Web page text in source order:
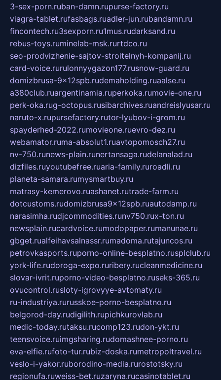
3-sex-porn.ruban-damn.rupurse-factory.ru
viagra-tablet.rufasbags.ruadler-jun.rubandamn.ru
fincontech.ru3sexporn.ru1mus.rudarksand.ru
rebus-toys.ruminelab-msk.rurtdco.ru
seo-prodvizhenie-sajtov-stroitelnyh-kompanij.ru
card-voice.rurulonnyygazon177.rusnow-guard.ru
domizbrusa-9x12spb.rudemaholding.ruaalse.ru
a380club.ruargentinamia.ruperkoka.rumovie-one.ru
perk-oka.rug-octopus.rusibarchives.ruandreislyusar.ru
naruto-x.rupursefactory.rutor-lyubov-i-grom.ru
spayderhed-2022.rumovieone.ruevro-dez.ru
webamator.ruma-absolut1.ruavtopomosch27.ru
nv-750.runews-plain.runertansaga.rudelanalad.ru
dizfiles.ruyoutubefree.ruaria-family.ruroadli.ru
planeta-samara.rumysmartbuy.ru
matrasy-kemerovo.ruashanet.rutrade-farm.ru
dotcustoms.rudomizbrusa9x12spb.ruautodamp.ru
narasimha.rudjcommodities.runv750.rux-ton.ru
newsplain.rucardvoice.rumodopaper.rumanunae.ru
gbget.rualfeihavsalnassr.rumadoma.rutajuncos.ru
petrovkasports.ruporno-online-besplatno.rusplclub.ru
york-life.rudoroga-expo.ruribery.rucleanmedicine.ru
slovar-ivrit.ruporno-video-besplatno.ruseks-365.ru
ovucontrol.rusloty-igrovyye-avtomaty.ru
ru-industriya.rurusskoe-porno-besplatno.ru
belgorod-day.rudigilith.rupichkurovlab.ru
medic-today.rutaksu.rucomp123.rudon-ykt.ru
teensvoice.ruimgsharing.rudomashnee-porno.ru
eva-elfie.rufoto-tur.rubiz-doska.rumetropoltravel.ru
veslo-i-yakor.ruborodino-media.rurostotsky.ru
regionufa.ruweiss-bet.ruzaryna.rucasinotablet.ru